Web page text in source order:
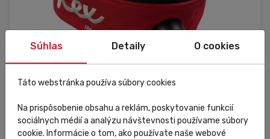
Raktáron
Rex
Súhlas Detaily O cookies
Táto webstránka používa súbory cookies
Na prispôsobenie obsahu a reklám, poskytovanie funkcií
sociálnych médií a analýzu návštevnosti používame súbory
cookie. Informácie o tom, ako používate naše webové